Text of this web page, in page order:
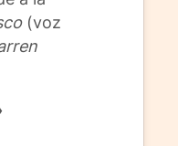
(voz